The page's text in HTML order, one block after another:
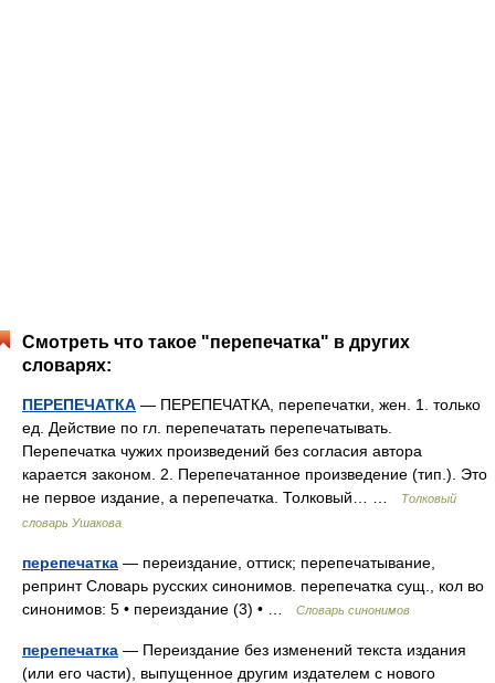
Смотреть что такое "перепечатка" в других
словарях:
ПЕРЕПЕЧАТКА — ПЕРЕПЕЧАТКА, перепечатки, жен. 1. только
ед. Действие по гл. перепечатать перепечатывать.
Перепечатка чужих произведений без согласия автора
карается законом. 2. Перепечатанное произведение (тип.). Это
не первое издание, а перепечатка. Толковый… …
Толковый
словарь Ушакова
перепечатка — переиздание, оттиск; перепечатывание,
репринт Словарь русских синонимов. перепечатка сущ., кол во
синонимов: 5 • переиздание (3) • …
Словарь синонимов
перепечатка — Переиздание без изменений текста издания
(или его части), выпущенное другим издателем с нового